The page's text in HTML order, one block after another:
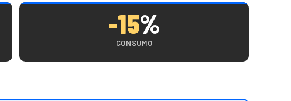
-15%
CONSUMO